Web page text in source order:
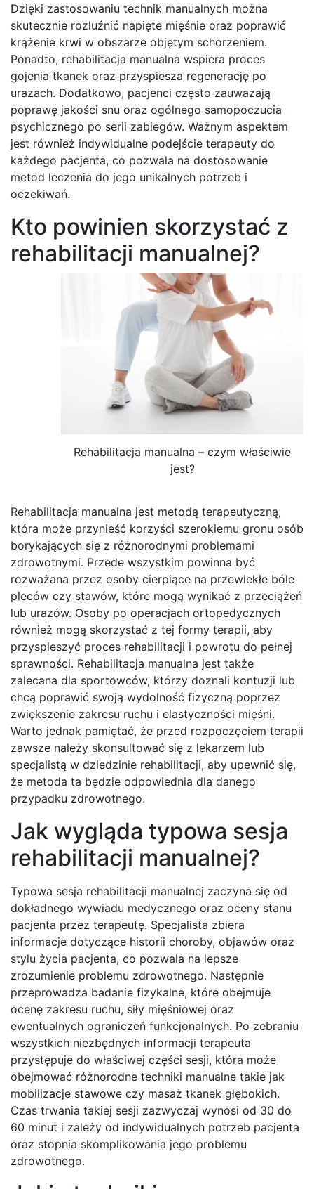
Dzięki zastosowaniu technik manualnych można
skutecznie rozluźnić napięte mięśnie oraz poprawić
krążenie krwi w obszarze objętym schorzeniem.
Ponadto, rehabilitacja manualna wspiera proces
gojenia tkanek oraz przyspiesza regenerację po
urazach. Dodatkowo, pacjenci często zauważają
poprawę jakości snu oraz ogólnego samopoczucia
psychicznego po serii zabiegów. Ważnym aspektem
jest również indywidualne podejście terapeuty do
każdego pacjenta, co pozwala na dostosowanie
metod leczenia do jego unikalnych potrzeb i
oczekiwań.
Kto powinien skorzystać z
rehabilitacji manualnej?
Rehabilitacja manualna – czym właściwie
jest?
Rehabilitacja manualna jest metodą terapeutyczną,
która może przynieść korzyści szerokiemu gronu osób
borykających się z różnorodnymi problemami
zdrowotnymi. Przede wszystkim powinna być
rozważana przez osoby cierpiące na przewlekłe bóle
pleców czy stawów, które mogą wynikać z przeciążeń
lub urazów. Osoby po operacjach ortopedycznych
również mogą skorzystać z tej formy terapii, aby
przyspieszyć proces rehabilitacji i powrotu do pełnej
sprawności. Rehabilitacja manualna jest także
zalecana dla sportowców, którzy doznali kontuzji lub
chcą poprawić swoją wydolność fizyczną poprzez
zwiększenie zakresu ruchu i elastyczności mięśni.
Warto jednak pamiętać, że przed rozpoczęciem terapii
zawsze należy skonsultować się z lekarzem lub
specjalistą w dziedzinie rehabilitacji, aby upewnić się,
że metoda ta będzie odpowiednia dla danego
przypadku zdrowotnego.
Jak wygląda typowa sesja
rehabilitacji manualnej?
Typowa sesja rehabilitacji manualnej zaczyna się od
dokładnego wywiadu medycznego oraz oceny stanu
pacjenta przez terapeutę. Specjalista zbiera
informacje dotyczące historii choroby, objawów oraz
stylu życia pacjenta, co pozwala na lepsze
zrozumienie problemu zdrowotnego. Następnie
przeprowadza badanie fizykalne, które obejmuje
ocenę zakresu ruchu, siły mięśniowej oraz
ewentualnych ograniczeń funkcjonalnych. Po zebraniu
wszystkich niezbędnych informacji terapeuta
przystępuje do właściwej części sesji, która może
obejmować różnorodne techniki manualne takie jak
mobilizacje stawowe czy masaż tkanek głębokich.
Czas trwania takiej sesji zazwyczaj wynosi od 30 do
60 minut i zależy od indywidualnych potrzeb pacjenta
oraz stopnia skomplikowania jego problemu
zdrowotnego.